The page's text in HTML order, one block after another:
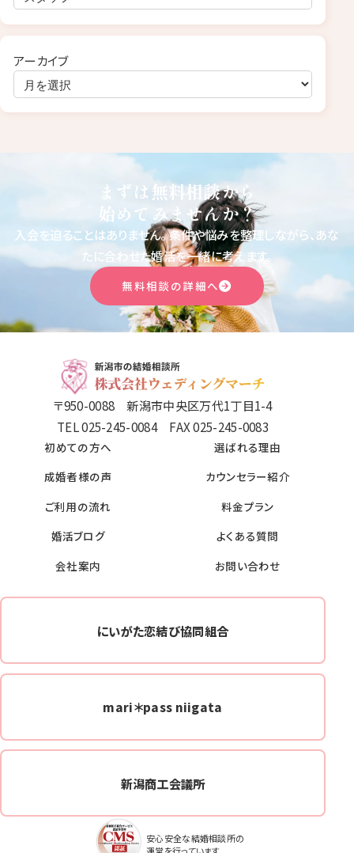
アーカイブ
まずは無料相談から
始めてみませんか？
入会を迫ることはありません。条件や悩みを整理しながら、あな
たに合わせた婚活を一緒に考えます。
無料相談の詳細へ
〒950-0088 新潟市中央区万代1丁目1-4
TEL 025-245-0084 FAX 025-245-0083
初めての方へ
選ばれる理由
成婚者様の声
カウンセラー紹介
ご利用の流れ
料金プラン
婚活ブログ
よくある質問
会社案内
お問い合わせ
にいがた恋結び協同組合
mari＊pass niigata
新潟商工会議所
安心安全な結婚相談所の
運営を行っています